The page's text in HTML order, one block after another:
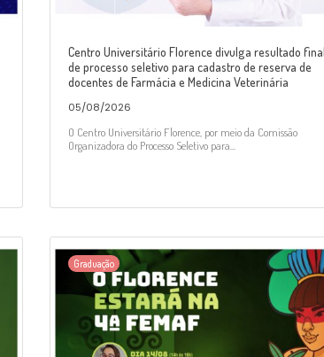
Centro Universitário Florence divulga resultado final
de processo seletivo para cadastro de reserva de
docentes de Farmácia e Medicina Veterinária
05/08/2026
O Centro Universitário Florence, por meio da Comissão
Organizadora do Processo Seletivo para...
Graduação